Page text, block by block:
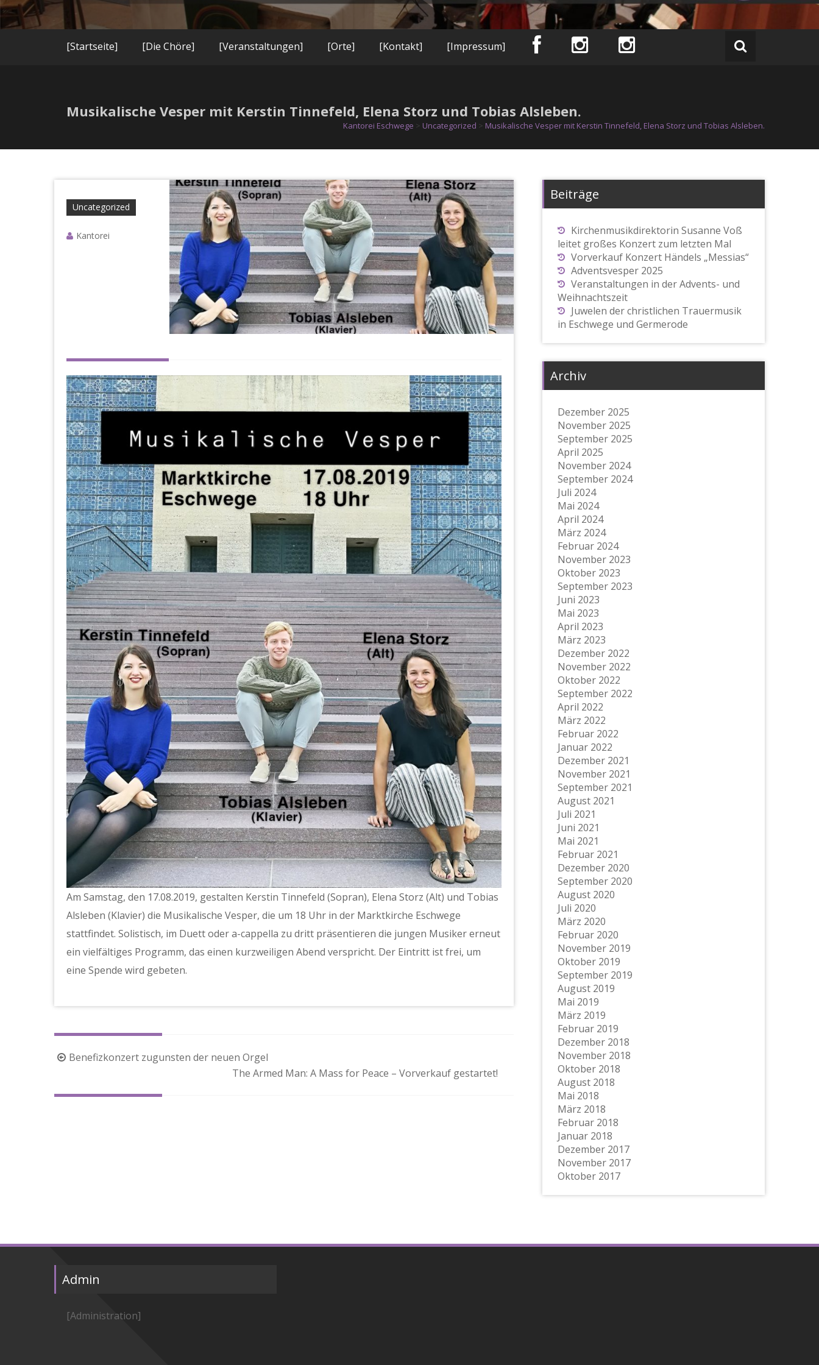
[Startseite] [Die Chöre] [Veranstaltungen] [Orte] [Kontakt] [Impressum]
Musikalische Vesper mit Kerstin Tinnefeld, Elena Storz und Tobias Alsleben.
Kantorei Eschwege > Uncategorized > Musikalische Vesper mit Kerstin Tinnefeld, Elena Storz und Tobias Alsleben.
Uncategorized
Kantorei
Am Samstag, den 17.08.2019, gestalten Kerstin Tinnefeld (Sopran), Elena Storz (Alt) und Tobias
Alsleben (Klavier) die Musikalische Vesper, die um 18 Uhr in der Marktkirche Eschwege
stattfindet. Solistisch, im Duett oder a-cappella zu dritt präsentieren die jungen Musiker erneut
ein vielfältiges Programm, das einen kurzweiligen Abend verspricht. Der Eintritt ist frei, um
eine Spende wird gebeten.
Beitragsnavigation
Benefizkonzert zugunsten der neuen Orgel
The Armed Man: A Mass for Peace – Vorverkauf gestartet!
Beiträge
Kirchenmusikdirektorin Susanne Voß
leitet großes Konzert zum letzten Mal
Vorverkauf Konzert Händels „Messias“
Adventsvesper 2025
Veranstaltungen in der Advents- und
Weihnachtszeit
Juwelen der christlichen Trauermusik
in Eschwege und Germerode
Archiv
Dezember 2025
November 2025
September 2025
April 2025
November 2024
September 2024
Juli 2024
Mai 2024
April 2024
März 2024
Februar 2024
November 2023
Oktober 2023
September 2023
Juni 2023
Mai 2023
April 2023
März 2023
Dezember 2022
November 2022
Oktober 2022
September 2022
April 2022
März 2022
Februar 2022
Januar 2022
Dezember 2021
November 2021
September 2021
August 2021
Juli 2021
Juni 2021
Mai 2021
Februar 2021
Dezember 2020
September 2020
August 2020
Juli 2020
März 2020
Februar 2020
November 2019
Oktober 2019
September 2019
August 2019
Mai 2019
März 2019
Februar 2019
Dezember 2018
November 2018
Oktober 2018
August 2018
Mai 2018
März 2018
Februar 2018
Januar 2018
Dezember 2017
November 2017
Oktober 2017
Admin
[Administration]